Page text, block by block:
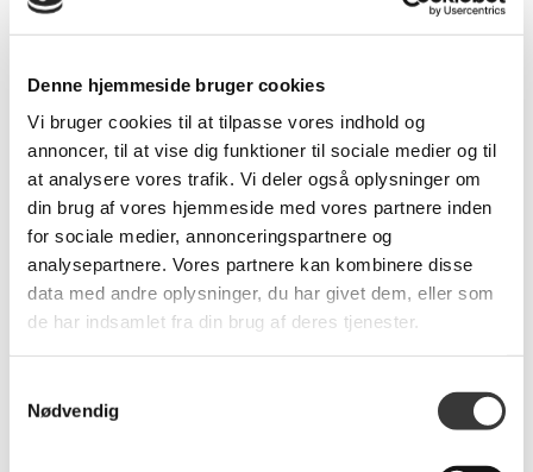
Denne hjemmeside bruger cookies
Vi bruger cookies til at tilpasse vores indhold og
annoncer, til at vise dig funktioner til sociale medier og til
at analysere vores trafik. Vi deler også oplysninger om
din brug af vores hjemmeside med vores partnere inden
for sociale medier, annonceringspartnere og
analysepartnere. Vores partnere kan kombinere disse
data med andre oplysninger, du har givet dem, eller som
de har indsamlet fra din brug af deres tjenester.
Nødvendig
Revolver Stool
1.449,00 DKK
Fast
Lavpris
Maine sofa med
chaiselong og open
end
14.499,00 DKK